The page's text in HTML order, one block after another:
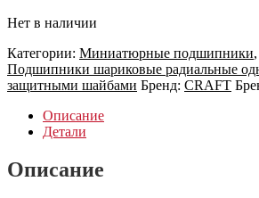
Нет в наличии
Категории: Миниатюрные подшипники,
Подшипники шариковые радиальные
защитными шайбами Бренд: CRAFT
Описание
Детали
Описание